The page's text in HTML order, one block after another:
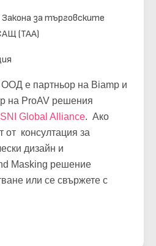
за търговските
(TAA)
е партньор на Biamp и
на ProAV решения
Global Alliance. Ако
от консултация за
дизайн и
Masking решение
или се свържете с